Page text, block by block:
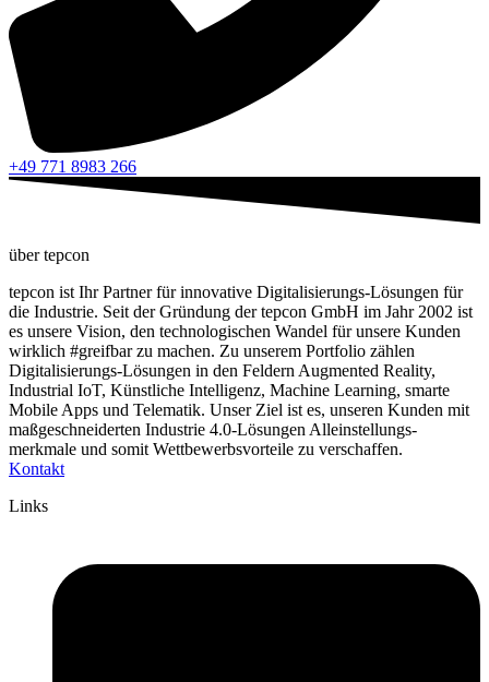
+49 771 8983 266
über tepcon
tepcon ist Ihr Partner für innovative Digitalisierungs-Lösungen für
die Industrie. Seit der Gründung der tepcon GmbH im Jahr 2002 ist
es unsere Vision, den technologischen Wandel für unsere Kunden
wirklich #greifbar zu machen. Zu unserem Portfolio zählen
Digitalisierungs-Lösungen in den Feldern Augmented Reality,
Industrial IoT, Künstliche Intelligenz, Machine Learning, smarte
Mobile Apps und Telematik. Unser Ziel ist es, unseren Kunden mit
maßgeschneiderten Industrie 4.0-Lösungen Alleinstellungs-
merkmale und somit Wettbewerbsvorteile zu verschaffen.
Kontakt
Links